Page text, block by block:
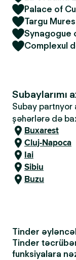
Palace of
Targu
Synagogue
Complexul
Subaylarımı
Subay
şəhərlərə də
Buxarest
Cluj-Napoca
Iai
Sibiu
Buzu
Tinder
Tinder
funksiyalara